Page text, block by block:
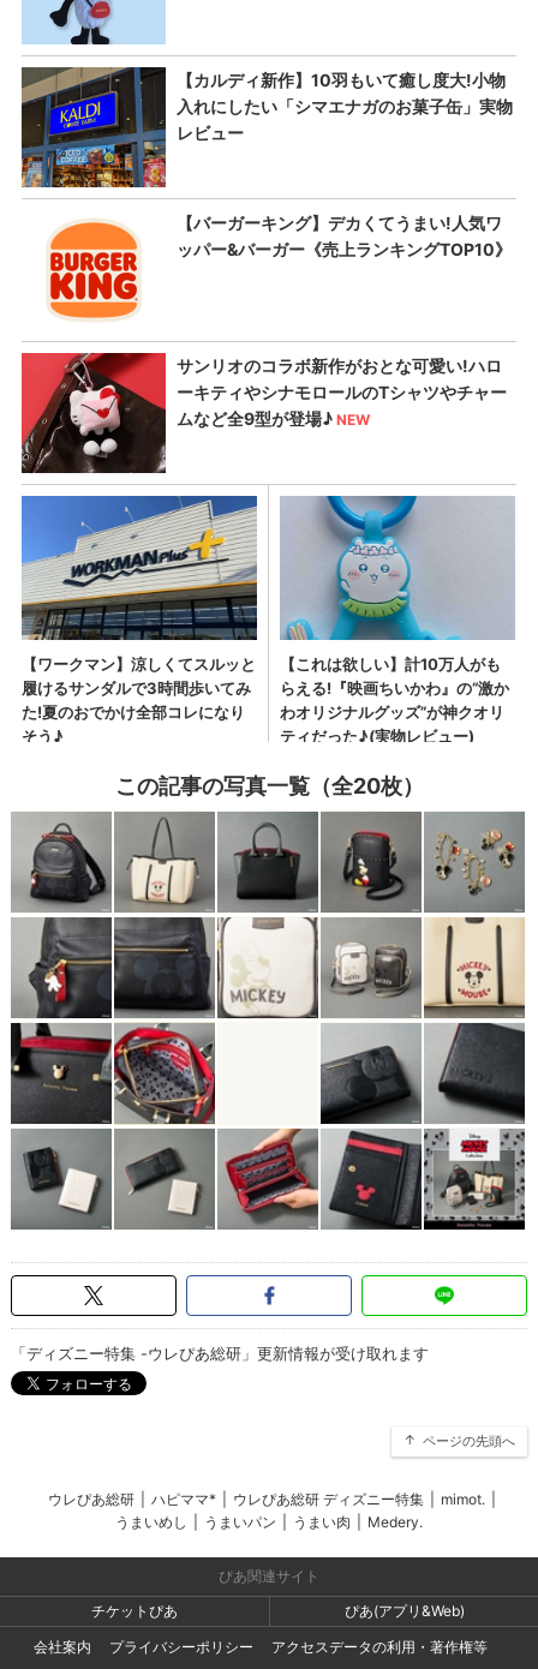
この記事の写真一覧（全20枚）
「ディズニー特集 -ウレぴあ総研」更新情報が受け取れます
ページの先頭へ
ウレぴあ総研 ハピママ* ウレぴあ総研 ディズニー特集 mimot.
うまいめし
うまいパン うまい肉 Medery.
ぴあ関連サイト
チケットぴあ
ぴあ(アプリ&Web)
会社案内
プライバシーポリシー
アクセスデータの利用・著作権等